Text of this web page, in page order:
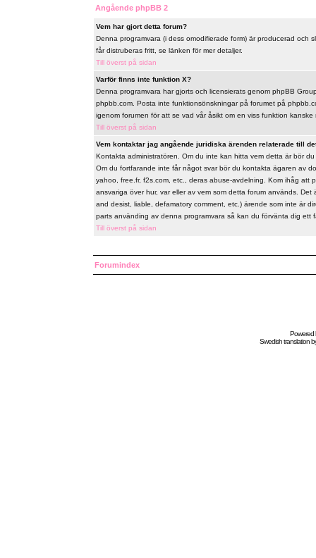
Angående phpBB 2
Vem har gjort detta forum?
Denna programvara (i dess omodifierade form) är producerad och
får distruberas fritt, se länken för mer detaljer.
Till överst på sidan
Varför finns inte funktion X?
Denna programvara har gjorts och licensierats genom phpBB
phpbb.com. Posta inte funktionsönskningar på forumet på
igenom forumen för att se vad vår åsikt om en viss funktion
Till överst på sidan
Vem kontaktar jag angående juridiska ärenden relaterade till
Kontakta administratören. Om du inte kan hitta vem detta är bör
Om du fortfarande inte får något svar bör du kontakta ägaren av
yahoo, free.fr, f2s.com, etc., deras abuse-avdelning. Kom ihåg
ansvariga över hur, var eller av vem som detta forum används.
and desist, liable, defamatory comment, etc.) ärende som inte är
parts använding av denna programvara så kan du förvänta dig ett
Till överst på sidan
Forumindex
Powered
Swedishtranslation